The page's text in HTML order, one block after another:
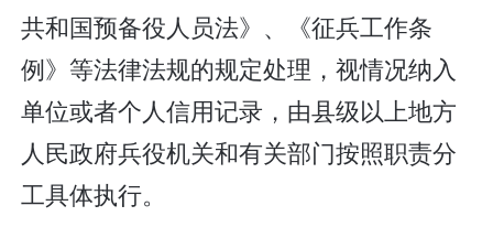
共和国预备役人员法》、《征兵工作条
例》等法律法规的规定处理，视情况纳入
单位或者个人信用记录，由县级以上地方
人民政府兵役机关和有关部门按照职责分
工具体执行。